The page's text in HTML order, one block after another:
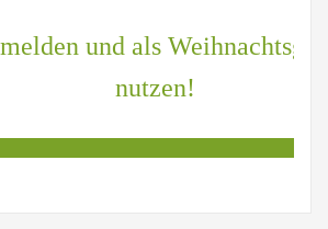
und als
nutzen!